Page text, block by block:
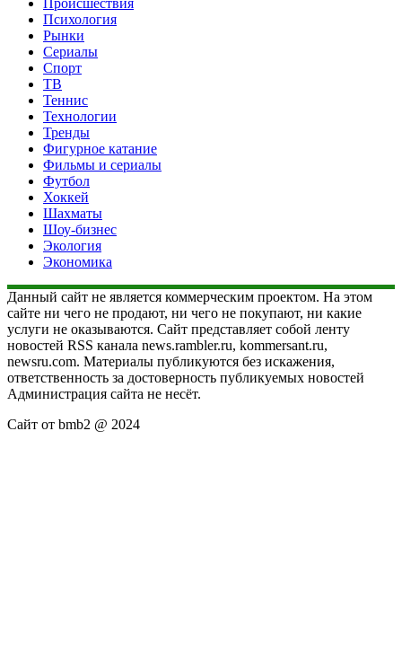
Психология
Рынки
Сериалы
Спорт
ТВ
Теннис
Технологии
Тренды
Фигурное катание
Фильмы и сериалы
Футбол
Хоккей
Шахматы
Шоу-бизнес
Экология
Экономика
Данный сайт не является коммерческим проектом. На этом
сайте ни чего не продают, ни чего не покупают, ни какие
услуги не оказываются. Сайт представляет собой ленту
новостей RSS канала news.rambler.ru, kommersant.ru,
newsru.com. Материалы публикуются без искажения,
ответственность за достоверность публикуемых новостей
Администрация сайта не несёт.
Сайт от bmb2 @ 2024